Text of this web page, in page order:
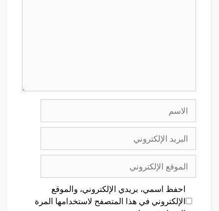
الاسم
البريد
الإلكتروني
الموقع
الإلكتروني
احفظ اسمي، بريدي الإلكتروني، والموقع
الإلكتروني في هذا المتصفح لاستخدامها المرة